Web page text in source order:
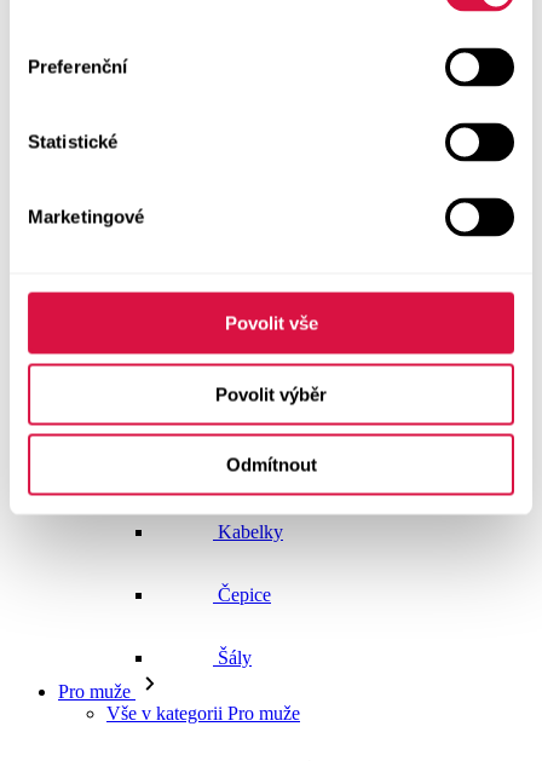
Preferenční
Statistické
Marketingové
Povolit vše
Povolit výběr
Odmítnout
Boty GEOX
Pásky
Peněženky
Kabelky
Čepice
Šály
Pro muže
Vše v kategorii Pro muže